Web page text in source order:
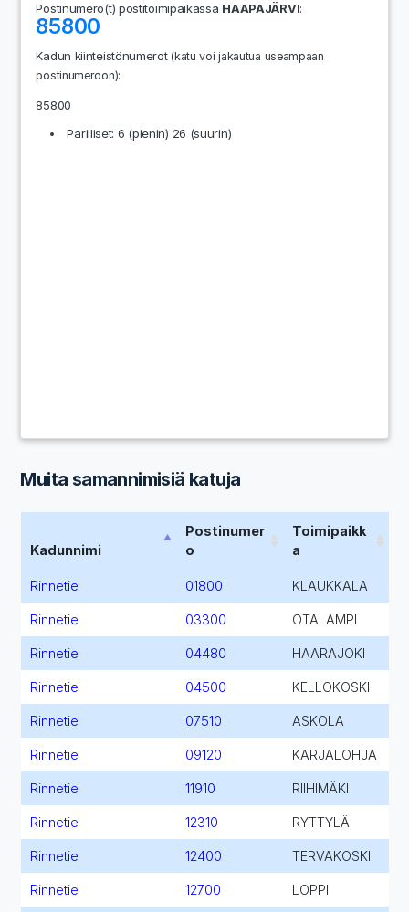
Postinumero(t) postitoimipaikassa HAAPAJÄRVI:
85800
Kadun kiinteistönumerot(katu voi jakautua useampaan
postinumeroon):
85800
Parilliset: 6 (pienin) 26 (suurin)
Muita samannimisiä katuja
Kadunnimi
Postinumer
o
Toimipaikk
a
Rinnetie 01800 KLAUKKALA
Rinnetie 03300 OTALAMPI
Rinnetie 04480 HAARAJOKI
Rinnetie 04500 KELLOKOSKI
Rinnetie 07510 ASKOLA
Rinnetie 09120 KARJALOHJA
Rinnetie 11910 RIIHIMÄKI
Rinnetie 12310 RYTTYLÄ
Rinnetie 12400 TERVAKOSKI
Rinnetie 12700 LOPPI